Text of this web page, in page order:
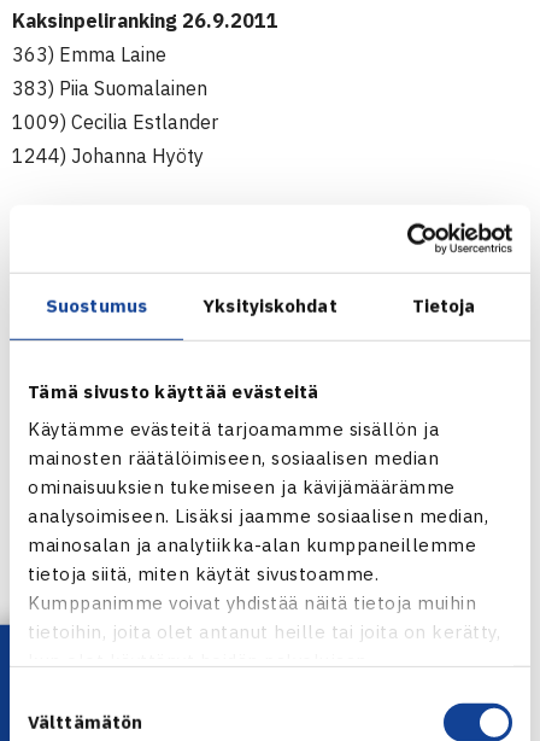
Suostumus Yksityiskohdat Tietoja
Tämä sivusto käyttää evästeitä
Käytämme evästeitä tarjoamamme sisällön ja
mainosten räätälöimiseen, sosiaalisen median
ominaisuuksien tukemiseen ja kävijämäärämme
analysoimiseen. Lisäksi jaamme sosiaalisen median,
mainosalan ja analytiikka-alan kumppaneillemme
tietoja siitä, miten käytät sivustoamme.
Kumppanimme voivat yhdistää näitä tietoja muihin
tietoihin, joita olet antanut heille tai joita on kerätty,
valinta
Välttämätön
Kaksinpeliranking 26.9.2011
363) Emma Laine
383) Piia Suomalainen
1009) Cecilia Estlander
1244) Johanna Hyöty
982) Cecilia Estlander
Juniorien (alle 18v) ITF-rankingit 26.9.2011
Pojat
50) Herkko Pöllänen
410) Santtu Leskinen
754) Joel Popov
826) Oskar Nurmio
1415) Henrik Tittonen